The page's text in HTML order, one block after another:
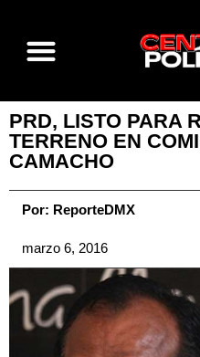
PRD, LISTO PARA
TERRENO EN
CAMACHO
Por: ReporteDMX
marzo 6, 2016